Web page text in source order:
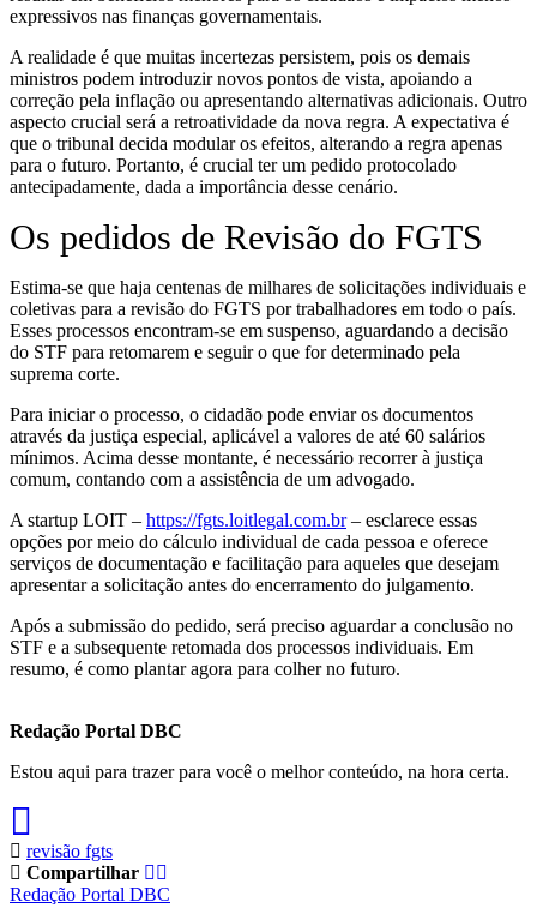
expressivos nas finanças governamentais.
A realidade é que muitas incertezas persistem, pois os demais
ministros podem introduzir novos pontos de vista, apoiando a
correção pela inflação ou apresentando alternativas adicionais. Outro
aspecto crucial será a retroatividade da nova regra. A expectativa é
que o tribunal decida modular os efeitos, alterando a regra apenas
para o futuro. Portanto, é crucial ter um pedido protocolado
antecipadamente, dada a importância desse cenário.
Os pedidos de Revisão do FGTS
Estima-se que haja centenas de milhares de solicitações individuais e
coletivas para a revisão do FGTS por trabalhadores em todo o país.
Esses processos encontram-se em suspenso, aguardando a decisão
do STF para retomarem e seguir o que for determinado pela
suprema corte.
Para iniciar o processo, o cidadão pode enviar os documentos
através da justiça especial, aplicável a valores de até 60 salários
mínimos. Acima desse montante, é necessário recorrer à justiça
comum, contando com a assistência de um advogado.
A startup LOIT – https://fgts.loitlegal.com.br– esclarece essas
opções por meio do cálculo individual de cada pessoa e oferece
serviços de documentação e facilitação para aqueles que desejam
apresentar a solicitação antes do encerramento do julgamento.
Após a submissão do pedido, será preciso aguardar a conclusão no
STF e a subsequente retomada dos processos individuais. Em
resumo, é como plantar agora para colher no futuro.
Redação Portal DBC
Estou aqui para trazer para você o melhor conteúdo, na hora certa.
revisão fgts
Compartilhar
Redação Portal DBC